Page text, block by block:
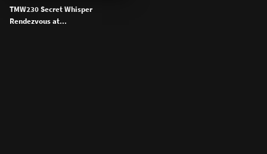
TMW230 Secret Whisper
Rendezvous at...